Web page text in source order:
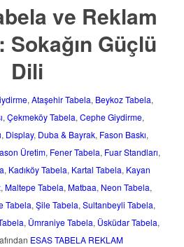
ve Reklam
Güçlü
Dili
, Ataşehir Tabela, Beykoz Tabela,
, Çekmeköy Tabela, Cephe Giydirme,
, Display, Duba & Bayrak, Fason Baskı,
Üretim, Fener Tabela, Fuar Standları,
, Kadıköy Tabela, Kartal Tabela, Kayan
, Maltepe Tabela, Matbaa, Neon Tabela,
Tabela, Şile Tabela, Sultanbeyli Tabela,
, Ümraniye Tabela, Üsküdar Tabela,
ESAS TABELA REKLAM